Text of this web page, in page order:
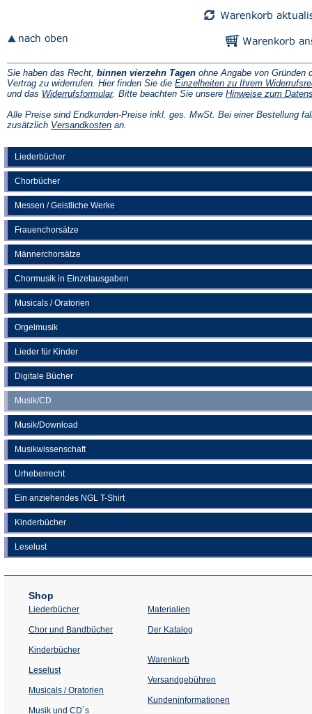
Liederbücher
Chorbücher
Messen / Geistliche Werke
Frauenchorsätze
Männerchorsätze
Chormusik in Einzelausgaben
Musicals / Oratorien
Orgelmusik
Lieder für Kinder
Digitale Bücher
Musik/CD
Musik/Download
Musikwissenschaft
Urheberrecht
Ein anziehendes NGL T-Shirt
Kinderbücher
Leselust
Sie haben das Recht, binnen vierzehn Tagen ohne Angabe von Gründen
Vertrag zu widerrufen. Hier finden Sie die Einzelheiten zu Ihrem
und das Widerrufsformular(Öffnet
einem
neuen
. Bitte beachten Sie unsere Hinweise zum
Alle Preise sind Endkunden-Preise inkl. ges. MwSt. Bei einer Bestellung
zusätzlich Versandkosten(Öffnet
an.
Shop
Liederbücher
Chor und Bandbücher
Kinderbücher
Leselust
Musicals / Oratorien
Musik und CD´s
Materialien
Der Katalog
Warenkorb
Versandgebühren
Kundeninformationen